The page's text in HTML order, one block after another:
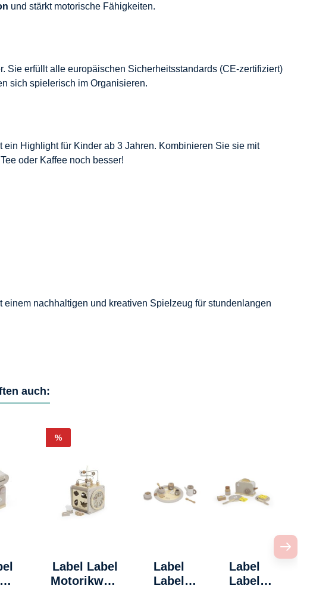
und stärkt motorische Fähigkeiten.
erfüllt alle europäischen Sicherheitsstandards (CE-zertifiziert)
sich spielerisch im Organisieren.
ein Highlight für Kinder ab 3 Jahren. Kombinieren Sie sie mit
oder Kaffee noch besser!
einem nachhaltigen und kreativen Spielzeug für stundenlangen
auch:
Rabatt
%
Label Label
Motorikwürf
Label
Label
Label
Label